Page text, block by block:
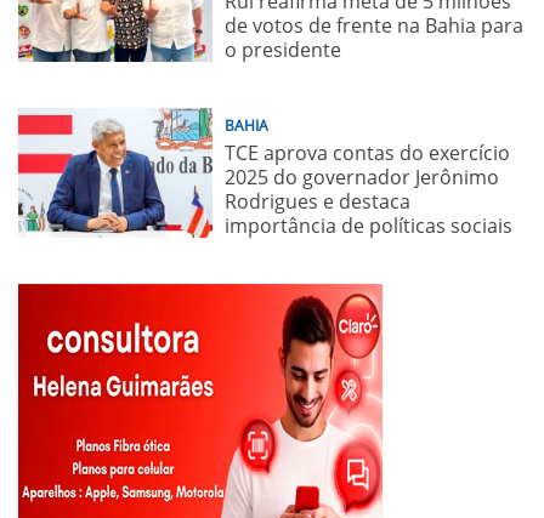
de votos de frente na Bahia para
o presidente
BAHIA
TCE aprova contas do exercício
2025 do governador Jerônimo
Rodrigues e destaca
importância de políticas sociais